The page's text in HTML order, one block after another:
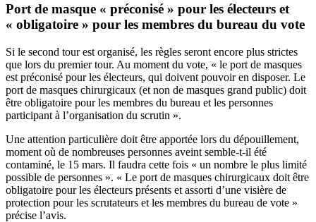
Port de masque « préconisé » pour les électeurs et
« obligatoire » pour les membres du bureau du vote
Si le second tour est organisé, les règles seront encore plus strictes
que lors du premier tour. Au moment du vote, « le port de masques
est préconisé pour les électeurs, qui doivent pouvoir en disposer. Le
port de masques chirurgicaux (et non de masques grand public) doit
être obligatoire pour les membres du bureau et les personnes
participant à l’organisation du scrutin ».
Une attention particulière doit être apportée lors du dépouillement,
moment où de nombreuses personnes aveint semble-t-il été
contaminé, le 15 mars. Il faudra cette fois « un nombre le plus limité
possible de personnes ». « Le port de masques chirurgicaux doit être
obligatoire pour les électeurs présents et assorti d’une visière de
protection pour les scrutateurs et les membres du bureau de vote »
précise l’avis.